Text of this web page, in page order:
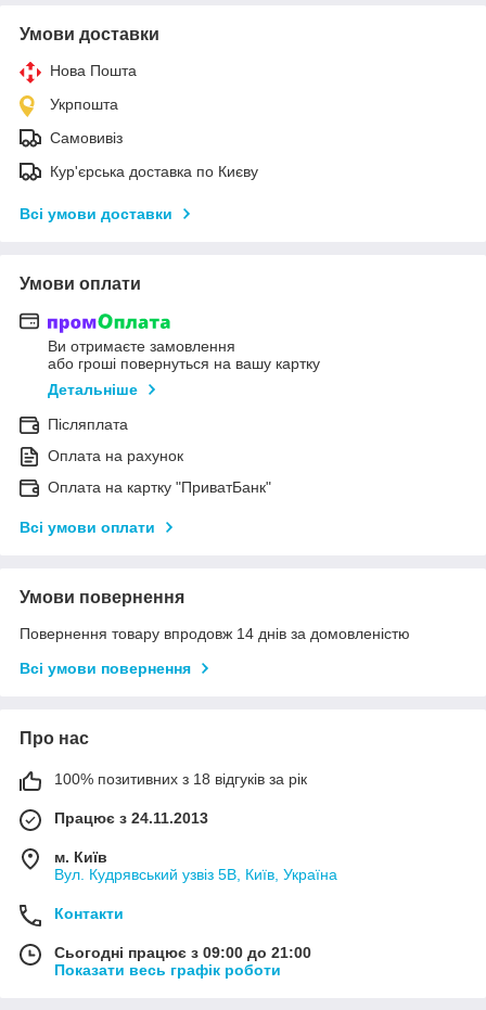
Умови доставки
Нова Пошта
Укрпошта
Самовивіз
Кур'єрська доставка по Києву
Всі умови доставки
Умови оплати
Ви отримаєте замовлення
або гроші повернуться на вашу картку
Детальніше
Післяплата
Оплата на рахунок
Оплата на картку "ПриватБанк"
Всі умови оплати
Умови повернення
Повернення товару впродовж 14 днів за домовленістю
Всі умови повернення
Про нас
100% позитивних з 18 відгуків за рік
Працює з 24.11.2013
м. Київ
Вул. Кудрявський узвіз 5В, Київ, Україна
Контакти
Сьогодні працює з 09:00 до 21:00
Показати весь графік роботи